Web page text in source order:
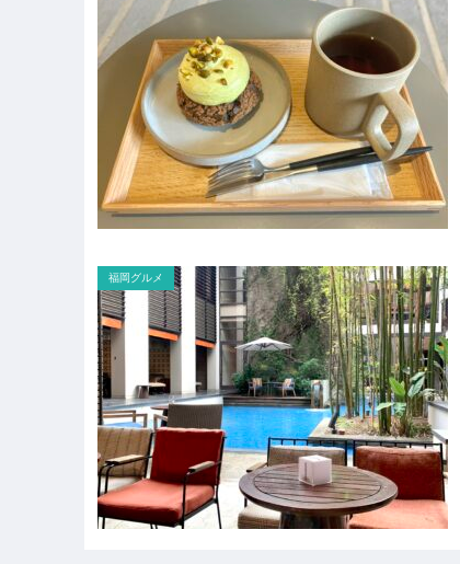
福岡グルメ